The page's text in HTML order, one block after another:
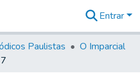
na
Entrar
Paulistas
O Imparcial